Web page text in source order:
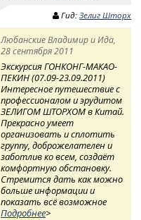
Гид:Зелиг Шторх
Любанские Владимир и Ида,
28 сентября 2011
Экскурсия ГОНКОНГ-МАКАО-
ПЕКИН (07.09-23.09.2011)
Интересное путешествие с
профессионалом и эрудитом
ЗЕЛИГОМ ШТОРХОМ в Китай.
Прекрасно умеет
организовать и сплотить
группу, доброжелателен и
заботлив ко всем, создаёт
комфортную обстановку.
Стремится дать как можно
больше информации и
показать всё возможное
Подробнее>